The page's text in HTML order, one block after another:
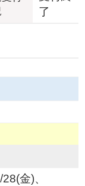
了
金)、